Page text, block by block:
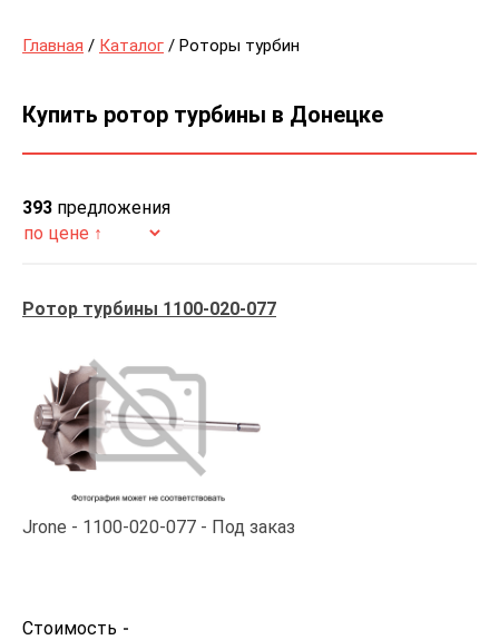
Главная / Каталог / Роторы турбин
Купить ротор турбины в Донецке
393 предложения
Ротор турбины 1100-020-077
Jrone 1100-020-077 Под заказ
Стоимость -